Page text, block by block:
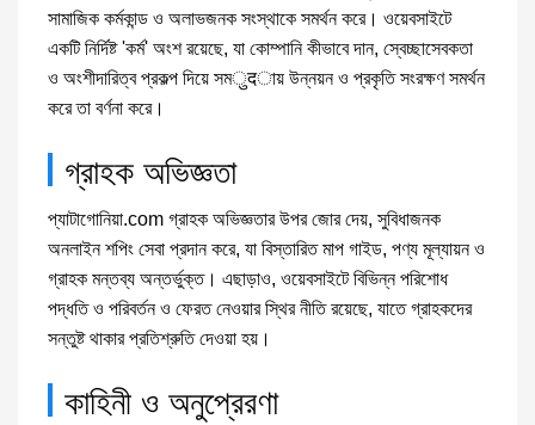
সামাজিক কর্মকান্ড ও অলাভজনক সংস্থাকে সমর্থন করে। ওয়েবসাইটে
একটি নির্দিষ্ট 'কর্ম' অংশ রয়েছে, যা কোম্পানি কীভাবে দান, স্বেচ্ছাসেবকতা
ও অংশীদারিত্ব প্রকল্প দিয়ে সমुदায় উন্নয়ন ও প্রকৃতি সংরক্ষণ সমর্থন
করে তা বর্ণনা করে।
গ্রাহক অভিজ্ঞতা
প্যাটাগোনিয়া.com গ্রাহক অভিজ্ঞতার উপর জোর দেয়, সুবিধাজনক
অনলাইন শপিং সেবা প্রদান করে, যা বিস্তারিত মাপ গাইড, পণ্য মূল্যায়ন ও
গ্রাহক মন্তব্য অন্তর্ভুক্ত। এছাড়াও, ওয়েবসাইটে বিভিন্ন পরিশোধ
পদ্ধতি ও পরিবর্তন ও ফেরত নেওয়ার স্থির নীতি রয়েছে, যাতে গ্রাহকদের
সন্তুষ্ট থাকার প্রতিশ্রুতি দেওয়া হয়।
কাহিনী ও অনুপ্রেরণা